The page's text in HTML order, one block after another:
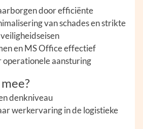
door efficiënte
van schades en strikte
en MS Office effectief
operationele aansturing
denkniveau
werkervaring in de logistieke